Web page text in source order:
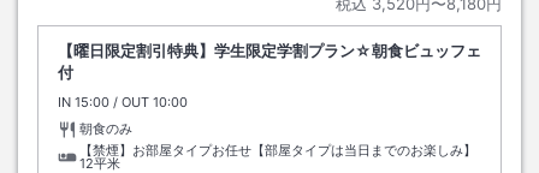
【曜日限定割引特典】学生限定学割プラン☆朝食ビュッフェ
付
IN チェックイン
15:00 / OUT チェックアウト
10:00
朝食のみ
【禁煙】お部屋タイプお任せ【部屋タイプは当日までのお楽しみ】
12平米